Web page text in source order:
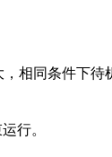
相同条件下
行。